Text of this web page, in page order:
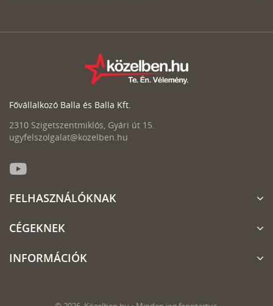
Fővállalkozó Balla és Balla Kft.
2310 Szigetszentmiklós, Gyári út 15.
ugyfelszolgalat@kozelben.hu
FELHASZNÁLÓKNAK
CÉGEKNEK
INFORMÁCIÓK